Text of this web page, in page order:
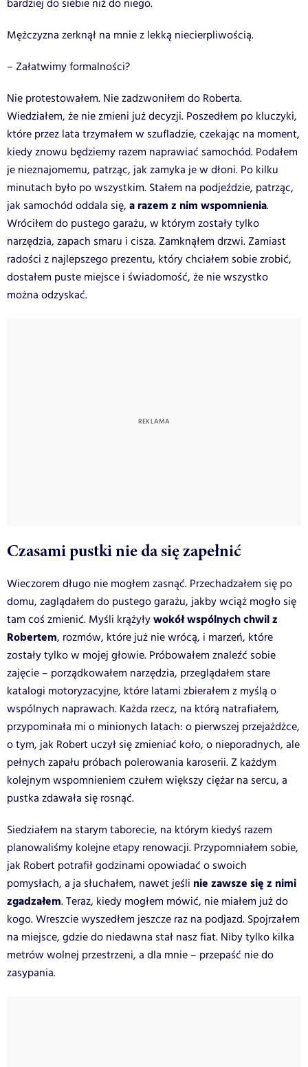
bardziej do siebie niż do niego.
Mężczyzna zerknął na mnie z lekką niecierpliwością.
– Załatwimy formalności?
Nie protestowałem. Nie zadzwoniłem do Roberta.
Wiedziałem, że nie zmieni już decyzji. Poszedłem po kluczyki,
które przez lata trzymałem w szufladzie, czekając na moment,
kiedy znowu będziemy razem naprawiać samochód. Podałem
je nieznajomemu, patrząc, jak zamyka je w dłoni. Po kilku
minutach było po wszystkim. Stałem na podjeździe, patrząc,
jak samochód oddala się, a razem z nim wspomnienia.
Wróciłem do pustego garażu, w którym zostały tylko
narzędzia, zapach smaru i cisza. Zamknąłem drzwi. Zamiast
radości z najlepszego prezentu, który chciałem sobie zrobić,
dostałem puste miejsce i świadomość, że nie wszystko
można odzyskać.
Czasami pustki nie da się zapełnić
Wieczorem długo nie mogłem zasnąć. Przechadzałem się po
domu, zaglądałem do pustego garażu, jakby wciąż mogło się
tam coś zmienić. Myśli krążyływokół wspólnych chwil z
Robertem, rozmów, które już nie wrócą, i marzeń, które
zostały tylko w mojej głowie. Próbowałem znaleźć sobie
zajęcie – porządkowałem narzędzia, przeglądałem stare
katalogi motoryzacyjne, które latami zbierałem z myślą o
wspólnych naprawach. Każda rzecz, na którą natrafiałem,
przypominała mi o minionych latach: o pierwszej przejażdżce,
o tym, jak Robert uczył się zmieniać koło, o nieporadnych, ale
pełnych zapału próbach polerowania karoserii. Z każdym
kolejnym wspomnieniem czułem większy ciężar na sercu, a
pustka zdawała się rosnąć.
Siedziałem na starym taborecie, na którym kiedyś razem
planowaliśmy kolejne etapy renowacji. Przypomniałem sobie,
jak Robert potrafił godzinami opowiadać o swoich
pomysłach, a ja słuchałem, nawet jeśli nie zawsze się z nimi
zgadzałem. Teraz, kiedy mogłem mówić, nie miałem już do
kogo. Wreszcie wyszedłem jeszcze raz na podjazd. Spojrzałem
na miejsce, gdzie do niedawna stał nasz fiat. Niby tylko kilka
metrów wolnej przestrzeni, a dla mnie – przepaść nie do
zasypania.